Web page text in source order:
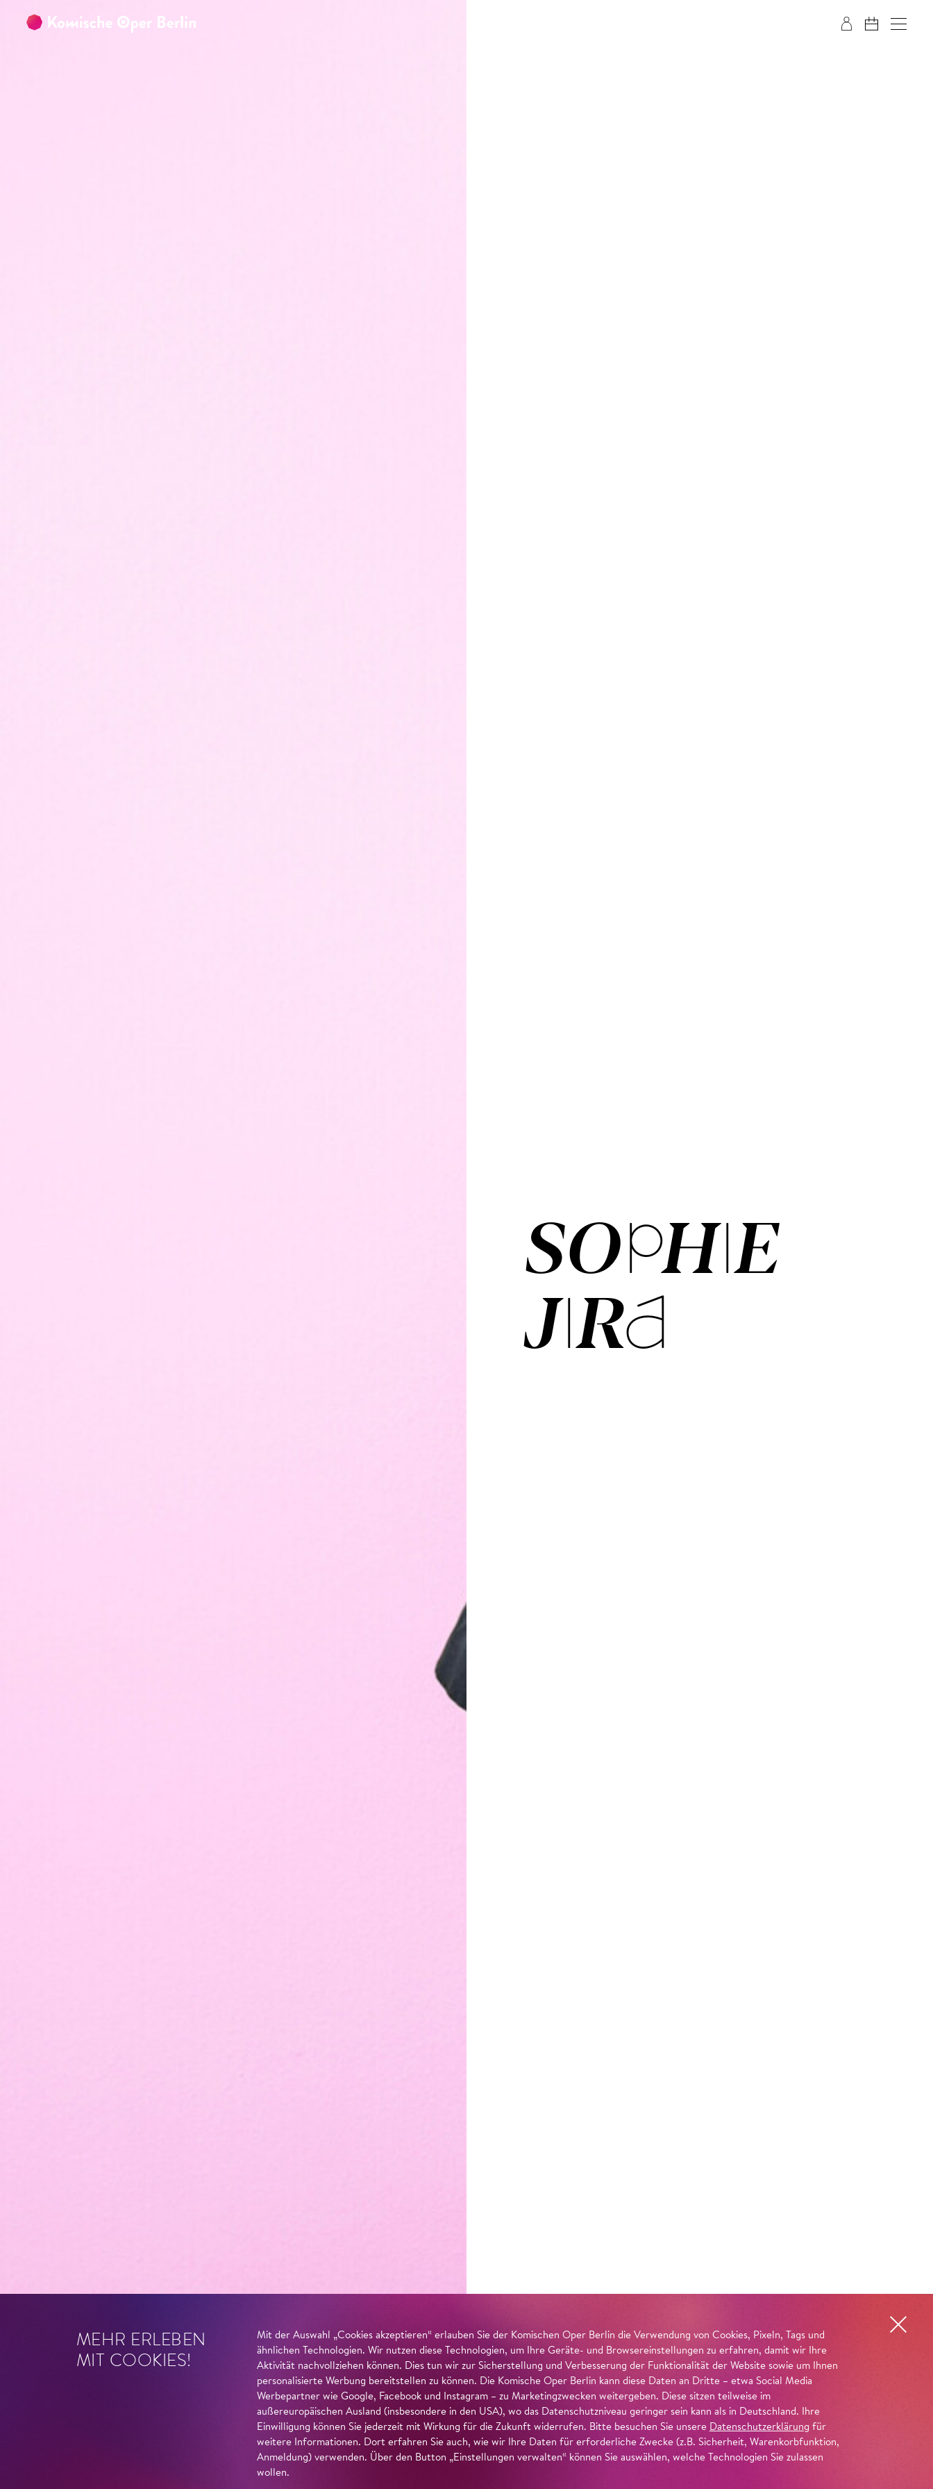
Zum Hauptinhalt springen Zum Footer springen
SOPHIE
JIRA
MEHR ERLEBEN
MIT COOKIES!
Mit der Auswahl „Cookies akzeptieren“ erlauben Sie der Komischen Oper Berlin die Verwendung von Cookies, Pixeln, Tags und
ähnlichen Technologien. Wir nutzen diese Technologien, um Ihre Geräte- und Browsereinstellungen zu erfahren, damit wir Ihre
Aktivität nachvollziehen können. Dies tun wir zur Sicherstellung und Verbesserung der Funktionalität der Website sowie um Ihnen
personalisierte Werbung bereitstellen zu können. Die Komische Oper Berlin kann diese Daten an Dritte – etwa Social Media
Werbepartner wie Google, Facebook und Instagram – zu Marketingzwecken weitergeben. Diese sitzen teilweise im
außereuropäischen Ausland (insbesondere in den USA), wo das Datenschutzniveau geringer sein kann als in Deutschland. Ihre
Einwilligung können Sie jederzeit mit Wirkung für die Zukunft widerrufen. Bitte besuchen Sie unsere Datenschutzerklärung für
weitere Informationen. Dort erfahren Sie auch, wie wir Ihre Daten für erforderliche Zwecke (z.B. Sicherheit, Warenkorbfunktion,
Anmeldung) verwenden. Über den Button „Einstellungen verwalten“ können Sie auswählen, welche Technologien Sie zulassen
wollen.